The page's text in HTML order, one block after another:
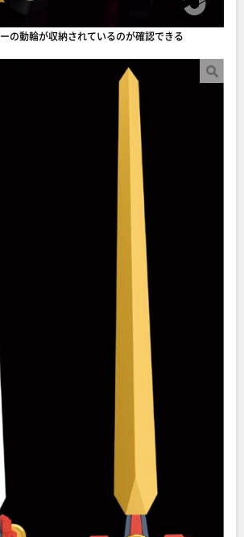
の動輪が収納されているのが確認できる